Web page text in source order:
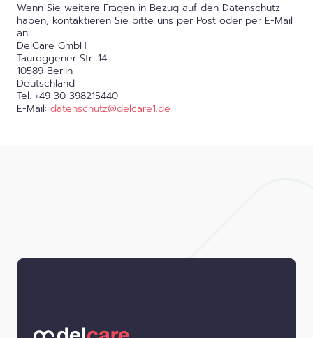
Wenn Sie weitere Fragen in Bezug auf den Datenschutz
haben, kontaktieren Sie bitte uns per Post oder per E-Mail
an:
DelCare GmbH
Tauroggener Str. 14
10589 Berlin
Deutschland
Tel. +49 30 398215440
E-Mail: datenschutz@delcare1.de